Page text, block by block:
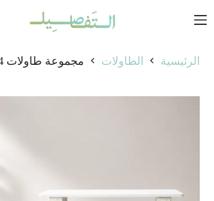
إلى
الرئيسية
الطاولات مجموعة طاولات 4 – بيع